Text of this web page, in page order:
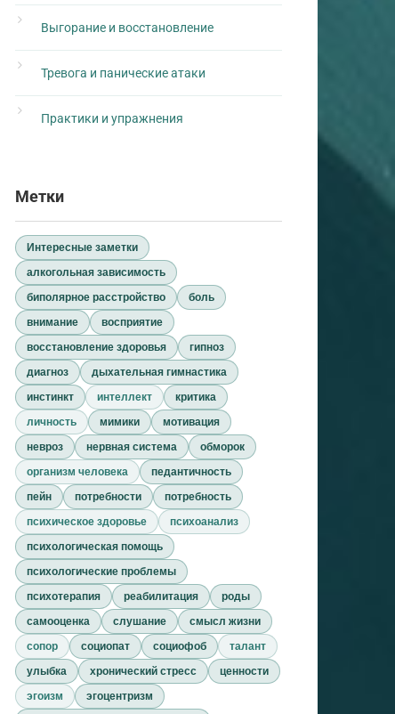
Выгорание и восстановление
Тревога и панические атаки
Практики и упражнения
Метки
Интересные заметки
алкогольная зависимость
биполярное расстройство
боль
внимание
восприятие
восстановление здоровья
гипноз
диагноз
дыхательная гимнастика
инстинкт
интеллект
критика
личность
мимики
мотивация
невроз
нервная система
обморок
организм человека
педантичность
пейн
потребности
потребность
психическое здоровье
психоанализ
психологическая помощь
психологические проблемы
психотерапия
реабилитация
роды
самооценка
слушание
смысл жизни
сопор
социопат социофоб
талант
улыбка
хронический стресс
ценности
эгоизм
эгоцентризм